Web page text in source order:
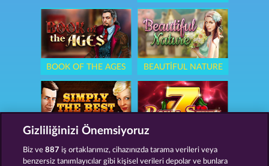
BOOK OF THE AGES BEAUTIFUL NATURE
SIMPLY THE BEST
Gizliliğinizi Önemsiyoruz
Biz ve887 iş ortaklarımız, cihazınızda tarama verileri veya
benzersiz tanımlayıcılar gibi kişisel verileri depolar ve bunlara